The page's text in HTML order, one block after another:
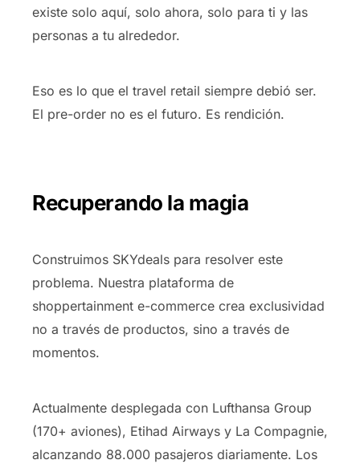
existe solo aquí, solo ahora, solo para ti y las
personas a tu alrededor.
Eso es lo que el travel retail siempre debió ser.
El pre-order no es el futuro. Es rendición.
Recuperando la magia
Construimos SKYdeals para resolver este
problema. Nuestra plataforma de
shoppertainment e-commerce crea exclusividad
no a través de productos, sino a través de
momentos.
Actualmente desplegada con Lufthansa Group
(170+ aviones), Etihad Airways y La Compagnie,
alcanzando 88.000 pasajeros diariamente. Los